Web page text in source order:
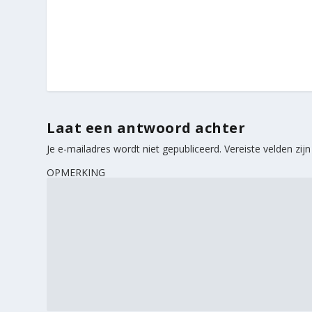
Laat een antwoord achter
Je e-mailadres wordt niet gepubliceerd. Vereiste velden
OPMERKING